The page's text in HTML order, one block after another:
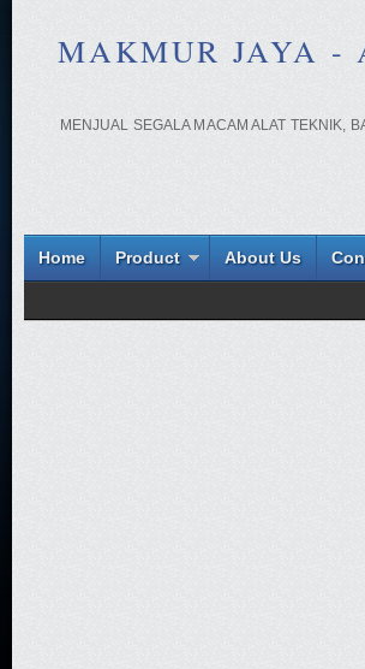
MAKMUR JAYA -
MENJUAL SEGALA MACAM ALAT TEKNIK,
Home Product About Us